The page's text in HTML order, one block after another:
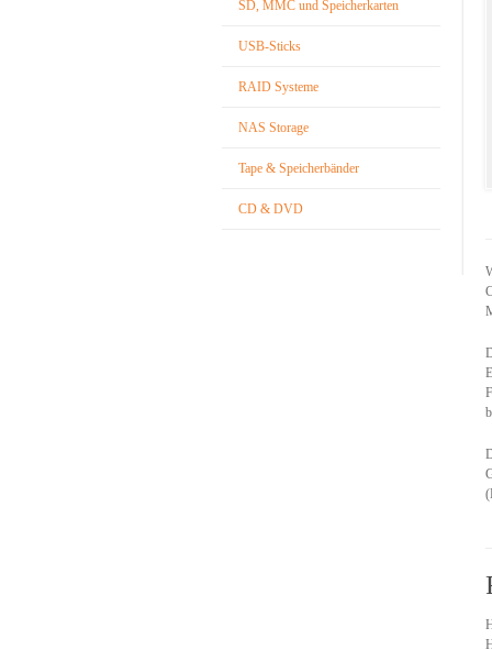
SD, MMC und Speicherkarten
USB-Sticks
RAID Systeme
NAS Storage
Tape & Speicherbänder
CD & DVD